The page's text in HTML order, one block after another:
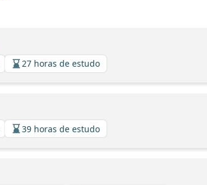
27 horas de estudo
39 horas de estudo